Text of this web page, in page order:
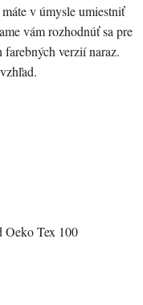
v úmysle umiestniť
vám rozhodnúť sa pre
verzií naraz.
Oeko Tex 100